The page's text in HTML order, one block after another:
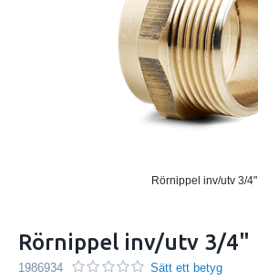
Rörnippel inv/utv 3/4"
Rörnippel inv/utv 3/4"
1986934 Sätt ett betyg